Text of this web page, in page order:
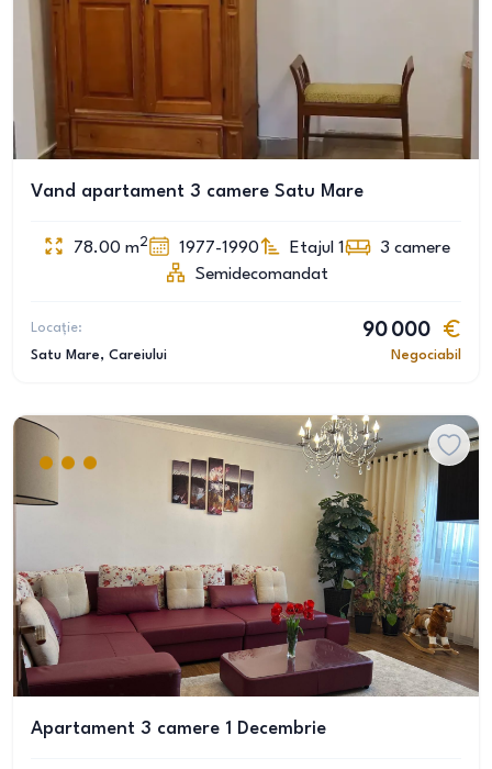
Vand apartament 3 camere Satu Mare
78.00 m2 1977-1990 Etajul 1 3 camere
Semidecomandat
Locație:
Satu Mare, Careiului
90 000
Negociabil
Apartament 3 camere 1 Decembrie